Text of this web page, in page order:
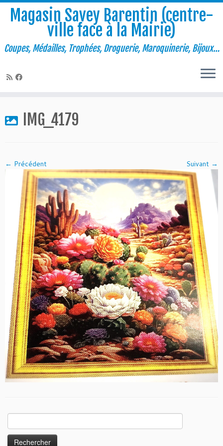
contenu
Magasin Savey Barentin (centre-
ville face à la Mairie)
Coupes, Médailles, Trophées, Droguerie, Maroquinerie, Bijoux…
IMG_4179
← Précédent Suivant →